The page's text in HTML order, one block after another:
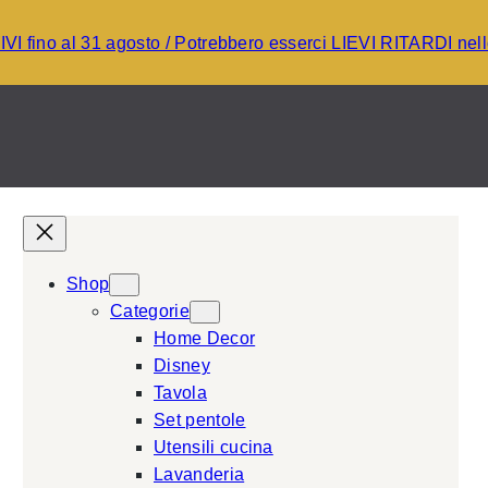
fino al 31 agosto / Potrebbero esserci LIEVI RITARDI
Shop
Categorie
Home Decor
Disney
Tavola
Set pentole
Utensili cucina
Lavanderia